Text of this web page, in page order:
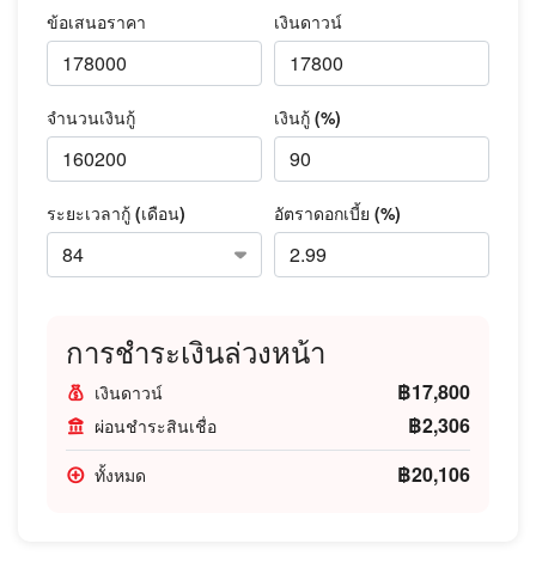
ข้อเสนอราคา เงินดาวน์
จำนวนเงินกู้ เงินกู้ (%)
ระยะเวลากู้ (เดือน) อัตราดอกเบี้ย (%)
การชำระเงินล่วงหน้า
เงินดาวน์ ฿17,800
ผ่อนชำระสินเชื่อ ฿2,306
ทั้งหมด ฿20,106